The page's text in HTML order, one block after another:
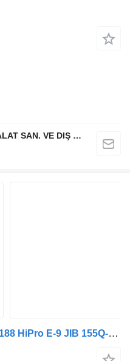
YILTEKS ENERJI ISI MAKİNA İMALAT SAN. VE DIŞ TİC. LTD. ŞTİ.
MAN TGS 41.440 + HIAB iQ-1188 HiPro E-9 JIB 155Q-6 JDC